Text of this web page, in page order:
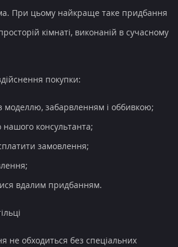
При цьому найкраще таке придбання
кімнаті, виконаній в сучасному
покупки:
моделлю, забарвленням і оббивкою;
нашого консультанта;
замовлення;
вдалим придбанням.
не обходиться без спеціальних